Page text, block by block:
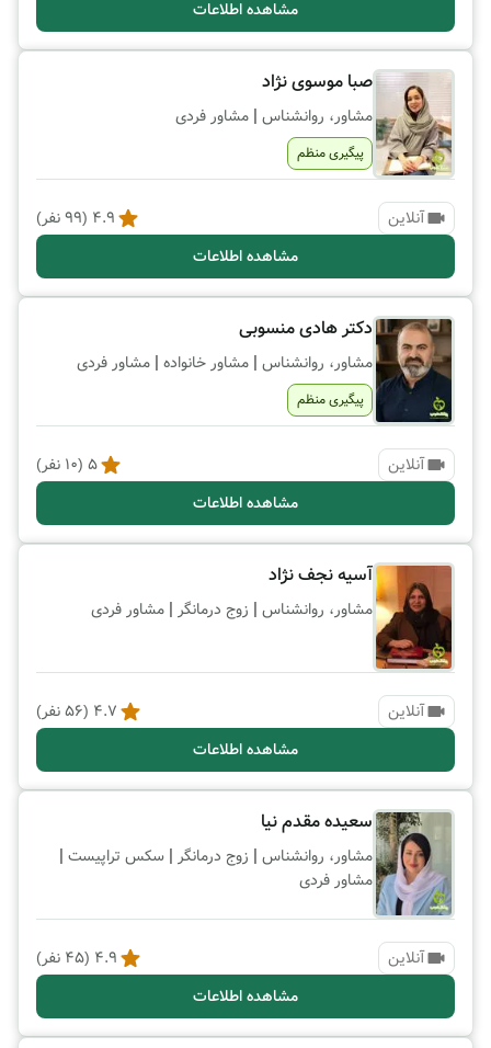
مشاهده اطلاعات
صبا موسوی نژاد
مشاور، روانشناس | مشاور فردی
پیگیری منظم
آنلاین 4.9
(
99نفر)
مشاهده اطلاعات
دکتر هادی منسوبی
مشاور، روانشناس | مشاور خانواده | مشاور فردی
پیگیری منظم
آنلاین 5
(
10 نفر)
مشاهده اطلاعات
آسیه نجف نژاد
مشاور، روانشناس | زوج درمانگر | مشاور فردی
آنلاین 4.7
(
56نفر)
مشاهده اطلاعات
سعیده مقدم نیا
مشاور، روانشناس | زوج درمانگر | سکس تراپیست |
مشاور فردی
آنلاین 4.9
(
45 نفر)
مشاهده اطلاعات